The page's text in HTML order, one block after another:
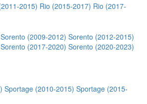
2015) Rio (2015-2017) Rio (2017-
Sorento (2009-2012) Sorento (2012-2015)
Sorento (2017-2020) Sorento (2020-2023)
Sportage (2010-2015) Sportage (2015-